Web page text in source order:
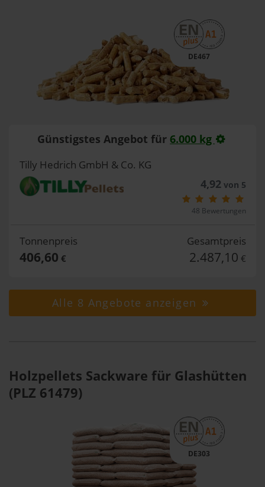
DE467
Günstigstes Angebot für 6.000 kg
Tilly Hedrich GmbH & Co. KG
4,92von 5
48 Bewertungen
Tonnenpreis
406,60 €
Gesamtpreis
2.487,10 €
Alle 8 Angebote anzeigen
Holzpellets Sackware für Glashütten
(PLZ 61479)
DE303